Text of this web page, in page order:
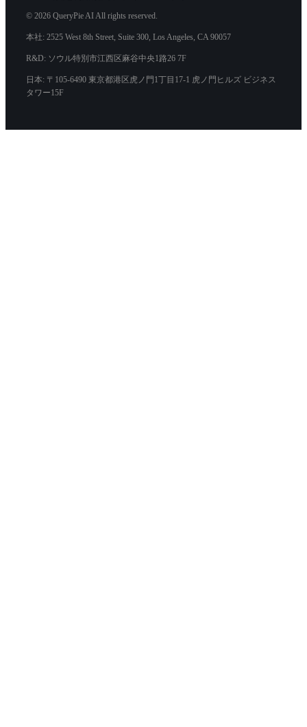
© 2026 QueryPie AI All rights reserved.
本社: 2525 West 8th Street, Suite 300, Los Angeles, CA 90057
R&D: ソウル特別市江西区麻谷中央1路26 7F
日本: 〒105-6490 東京都港区虎ノ門1丁目17-1 虎ノ門ヒルズ ビジネス
タワー15F